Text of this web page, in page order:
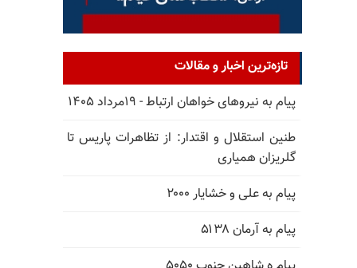
تازه‌ترین اخبار و مقالات
پیام به نیروهای خواهان ارتباط - ۱۹مرداد ۱۴۰۵
طنین استقلال و اقتدار: از تظاهرات پاریس تا
گلریزان همیاری
پیام به علی و خشایار ۲۰۰۰
پیام به آرمان ۵۱۳۸